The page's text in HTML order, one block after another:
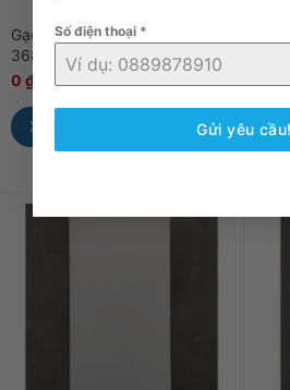
Số điện thoại *
Gửi yêu cầu!
Gạch điểm 30x60cm RedStar
368822D
0 ₫ 0₫
Xem Nhanh